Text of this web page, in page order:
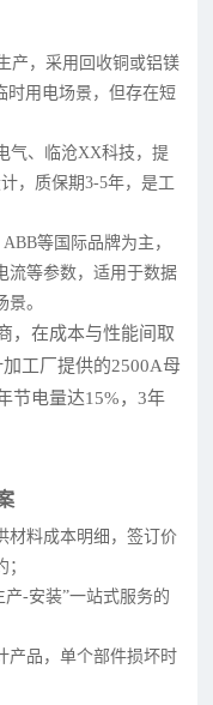
产，采用回收铜或铝镁
时用电场景，但存在短
气、临沧XX科技，提
，质保期3-5年，是工
等国际品牌为主，
流等参数，适用于数据
。
，在成本与性能间取
工厂提供的2500A母
节电量达15%，3年
材料成本明细，签订价
产-安装”一站式服务的
产品，单个部件损坏时